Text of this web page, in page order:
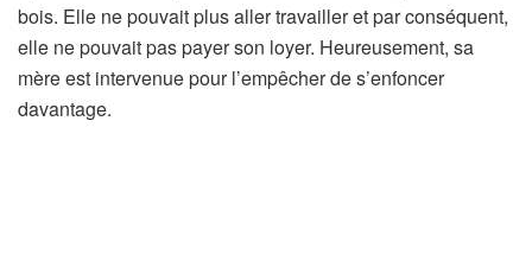
bois. Elle ne pouvait plus aller travailler et par conséquent,
elle ne pouvait pas payer son loyer. Heureusement, sa
mère est intervenue pour l’empêcher de s’enfoncer
davantage.